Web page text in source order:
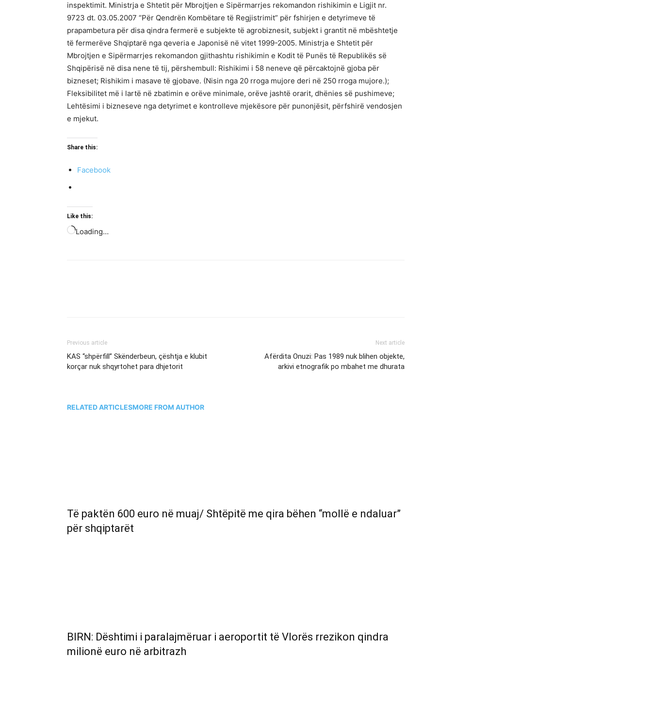
inspektimit. Ministrja e Shtetit për Mbrojtjen e Sipërmarrjes rekomandon rishikimin e Ligjit nr.
9723 dt. 03.05.2007 “Për Qendrën Kombëtare të Regjistrimit” për fshirjen e detyrimeve të
prapambetura për disa qindra fermerë e subjekte të agrobiznesit, subjekt i grantit në mbështetje
të fermerëve Shqiptarë nga qeveria e Japonisë në vitet 1999-2005. Ministrja e Shtetit për
Mbrojtjen e Sipërmarrjes rekomandon gjithashtu rishikimin e Kodit të Punës të Republikës së
Shqipërisë në disa nene të tij, përshembull: Rishikimi i 58 neneve që përcaktojnë gjoba për
bizneset; Rishikim i masave të gjobave. (Nisin nga 20 rroga mujore deri në 250 rroga mujore.);
Fleksibilitet më i lartë në zbatimin e orëve minimale, orëve jashtë orarit, dhënies së pushimeve;
Lehtësimi i bizneseve nga detyrimet e kontrolleve mjekësore për punonjësit, përfshirë vendosjen
e mjekut.
Share this:
Facebook
Like this:
Loading…
Previous article
KAS “shpërfill” Skënderbeun, çështja e klubit
korçar nuk shqyrtohet para dhjetorit
Next article
Afërdita Onuzi: Pas 1989 nuk blihen objekte,
arkivi etnografik po mbahet me dhurata
RELATED ARTICLESMORE FROM AUTHOR
Të paktën 600 euro në muaj/ Shtëpitë me qira bëhen “mollë e ndaluar”
për shqiptarët
BIRN: Dështimi i paralajmëruar i aeroportit të Vlorës rrezikon qindra
milionë euro në arbitrazh